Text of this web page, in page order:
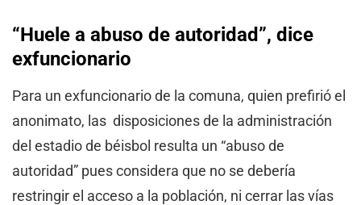
“Huele a abuso de autoridad”, dice
exfuncionario
Para un exfuncionario de la comuna, quien prefirió el
anonimato, las disposiciones de la administración
del estadio de béisbol resulta un “abuso de
autoridad” pues considera que no se debería
restringir el acceso a la población, ni cerrar las vías